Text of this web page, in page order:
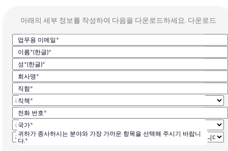
아래의 세부 정보를 작성하여 다음을 다운로드하세요. 다운로드
업무용 이메일*
이름*(한글)*
성*(한글)*
회사명*
직함*
직책*
전화 번호*
국가*
귀하가 종사하시는 분야와 가장 가까운 항목을 선택해 주시기 바랍니
다.*